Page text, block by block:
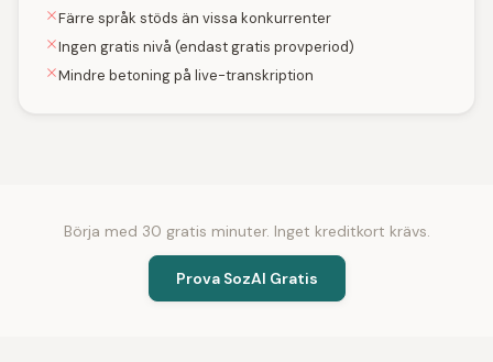
Färre språk stöds än vissa konkurrenter
Ingen gratis nivå (endast gratis provperiod)
Mindre betoning på live-transkription
Börja med 30 gratis minuter. Inget kreditkort krävs.
Prova SozAI Gratis